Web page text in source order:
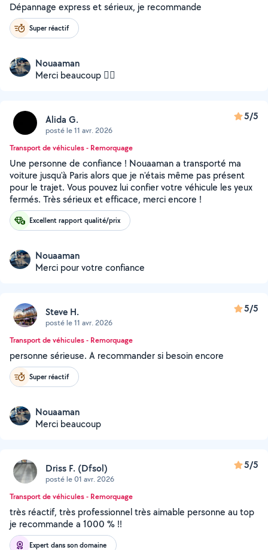
Dépannage express et sérieux, je recommande
Super réactif
Nouaaman
Merci beaucoup 👍🏼
Alida G.
posté le 11 avr. 2026
5/5
Transport de véhicules - Remorquage
Une personne de confiance ! Nouaaman a transporté ma
voiture jusqu'à Paris alors que je n'étais même pas présent
pour le trajet. Vous pouvez lui confier votre véhicule les yeux
fermés. Très sérieux et efficace, merci encore !
Excellent rapport qualité/prix
Nouaaman
Merci pour votre confiance
Steve H.
posté le 11 avr. 2026
5/5
Transport de véhicules - Remorquage
personne sérieuse. A recommander si besoin encore
Super réactif
Nouaaman
Merci beaucoup
Driss F. (Dfsol)
posté le 01 avr. 2026
5/5
Transport de véhicules - Remorquage
très réactif, très professionnel très aimable personne au top
je recommande a 1000 % !!
Expert dans son domaine